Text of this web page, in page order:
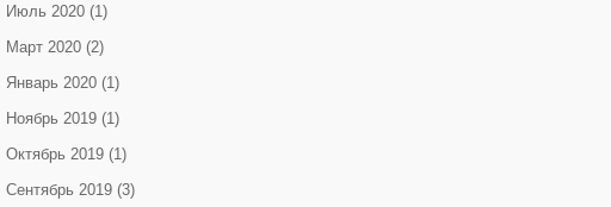
Июль 2020 (1)
Март 2020 (2)
Январь 2020 (1)
Ноябрь 2019 (1)
Октябрь 2019 (1)
Сентябрь 2019 (3)